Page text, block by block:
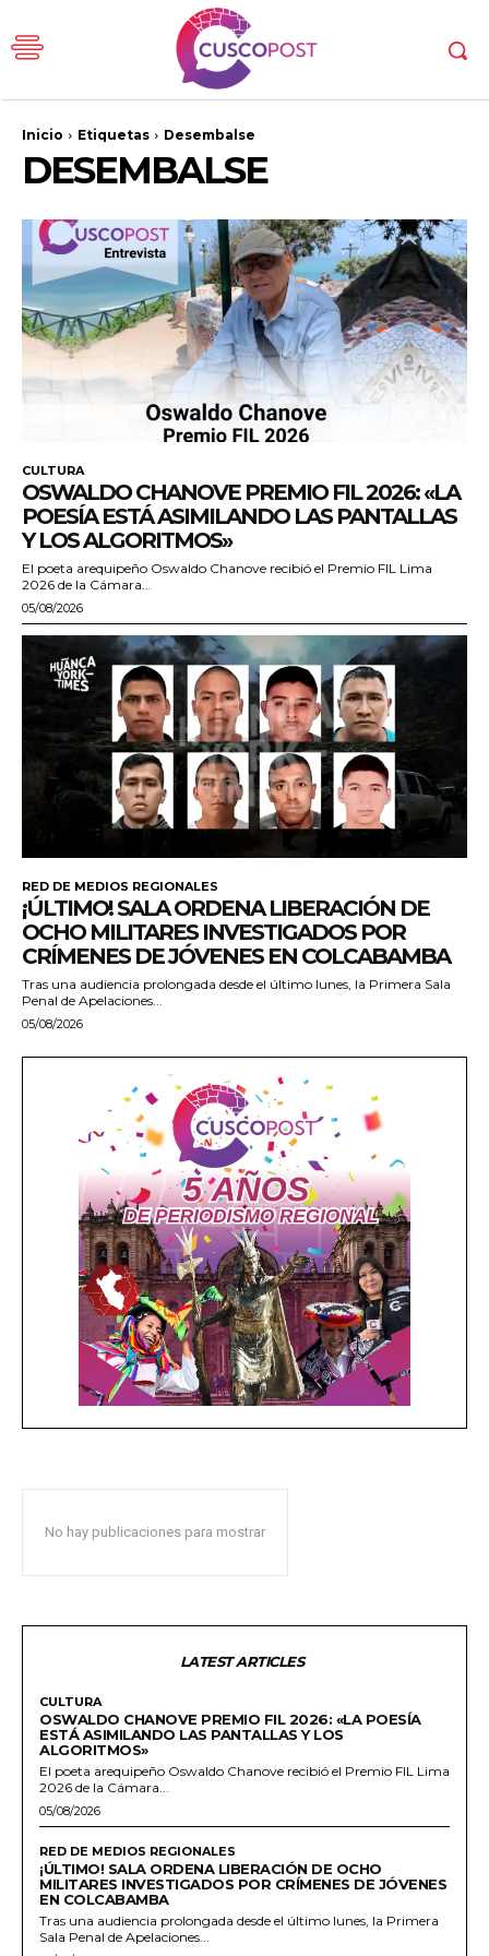
Inicio Etiquetas Desembalse
DESEMBALSE
CULTURA
OSWALDO CHANOVE PREMIO FIL 2026: «LA
POESÍA ESTÁ ASIMILANDO LAS PANTALLAS
Y LOS ALGORITMOS»
El poeta arequipeño Oswaldo Chanove recibió el Premio FIL Lima
2026 de la Cámara...
05/08/2026
RED DE MEDIOS REGIONALES
¡ÚLTIMO! SALA ORDENA LIBERACIÓN DE
OCHO MILITARES INVESTIGADOS POR
CRÍMENES DE JÓVENES EN COLCABAMBA
Tras una audiencia prolongada desde el último lunes, la Primera Sala
Penal de Apelaciones...
05/08/2026
No hay publicaciones para mostrar
LATEST ARTICLES
CULTURA
OSWALDO CHANOVE PREMIO FIL 2026: «LA POESÍA
ESTÁ ASIMILANDO LAS PANTALLAS Y LOS
ALGORITMOS»
El poeta arequipeño Oswaldo Chanove recibió el Premio FIL Lima
2026 de la Cámara...
05/08/2026
RED DE MEDIOS REGIONALES
¡ÚLTIMO! SALA ORDENA LIBERACIÓN DE OCHO
MILITARES INVESTIGADOS POR CRÍMENES DE JÓVENES
EN COLCABAMBA
Tras una audiencia prolongada desde el último lunes, la Primera
Sala Penal de Apelaciones...